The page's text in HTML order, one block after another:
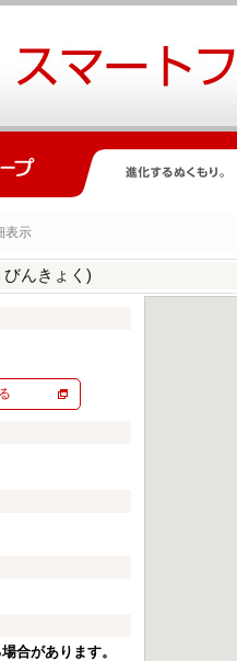
表示
んきょく)
合があります。